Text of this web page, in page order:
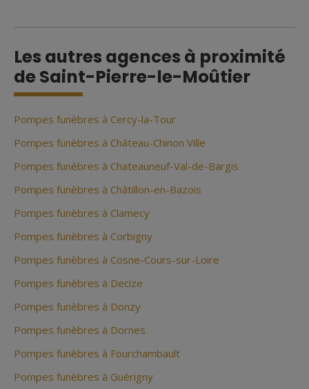
Les autres agences à proximité
de Saint-Pierre-le-Moûtier
Pompes funèbres à Cercy-la-Tour
Pompes funèbres à Château-Chinon Ville
Pompes funèbres à Chateauneuf-Val-de-Bargis
Pompes funèbres à Châtillon-en-Bazois
Pompes funèbres à Clamecy
Pompes funèbres à Corbigny
Pompes funèbres à Cosne-Cours-sur-Loire
Pompes funèbres à Decize
Pompes funèbres à Donzy
Pompes funèbres à Dornes
Pompes funèbres à Fourchambault
Pompes funèbres à Guérigny